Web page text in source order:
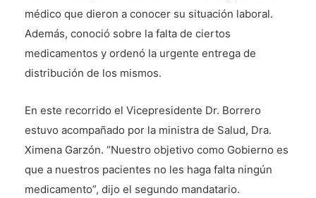
médico que dieron a conocer su situación laboral.
Además, conoció sobre la falta de ciertos
medicamentos y ordenó la urgente entrega de
distribución de los mismos.
En este recorrido el Vicepresidente Dr. Borrero
estuvo acompañado por la ministra de Salud, Dra.
Ximena Garzón. “Nuestro objetivo como Gobierno es
que a nuestros pacientes no les haga falta ningún
medicamento”, dijo el segundo mandatario.